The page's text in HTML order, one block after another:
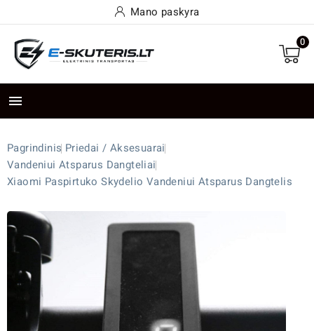
Mano paskyra
0

Pagrindinis Priedai / Aksesuarai
Vandeniui Atsparus Dangteliai
Xiaomi Paspirtuko Skydelio Vandeniui Atsparus Dangtelis